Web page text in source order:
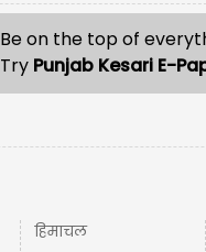
Be on the top of
Try Punjab Kesari E-
हिमाचल